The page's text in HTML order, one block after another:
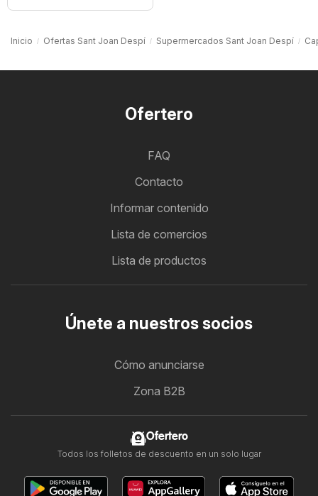
Inicio Ofertas Sant Joan Despí Supermercados Sant Joan Despí
Ofertero
FAQ
Contacto
Informar contenido
Lista de comercios
Lista de productos
Únete a nuestros socios
Cómo anunciarse
Zona B2B
Ofertero
Todos los folletos de descuento en un solo lugar